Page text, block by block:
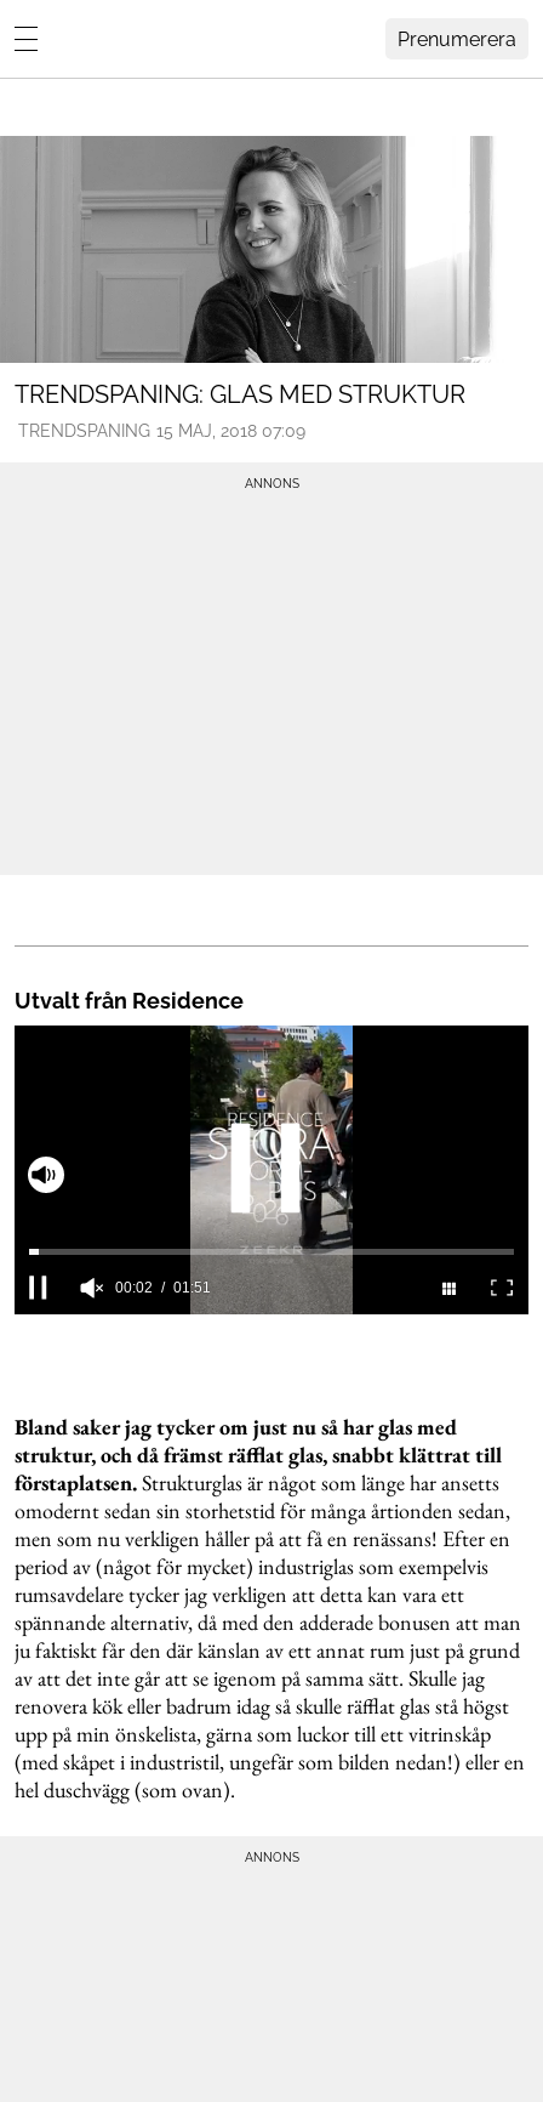
Prenumerera
Arkitektur
Konst
Lovisa Häger MENY
ARKIV
KONTAKT
TRENDSPANING: GLAS MED STRUKTUR
TRENDSPANING 15 MAJ, 2018 07:09
Utvalt från Residence
51
seconds
00:02 01:51
Bland saker jag tycker om just nu så har glas med
struktur, och då främst räfflat glas, snabbt klättrat till
förstaplatsen.Strukturglas är något som länge har ansetts
omodernt sedan sin storhetstid för många årtionden sedan,
men som nu verkligen håller på att få en renässans! Efter en
period av (något för mycket) industriglas som exempelvis
rumsavdelare tycker jag verkligen att detta kan vara ett
spännande alternativ, då med den adderade bonusen att man
ju faktiskt får den där känslan av ett annat rum just på grund
av att det inte går att se igenom på samma sätt. Skulle jag
renovera kök eller badrum idag så skulle räfflat glas stå högst
upp på min önskelista, gärna som luckor till ett vitrinskåp
(med skåpet i industristil, ungefär som bilden nedan!) eller en
hel duschvägg (som ovan).